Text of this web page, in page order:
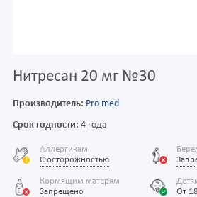
Нитресан 20 мг №30
Производитель: Pro med
Срок годности: 4 года
Аллергикам
С осторожностью
Кормящим матерям
Запрещено
От